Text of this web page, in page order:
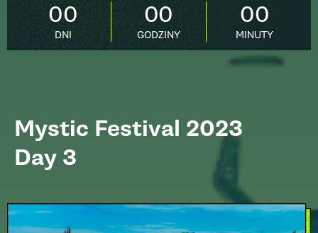
Mystic Festival 2023
Day 3
00
DNI
00
GODZINY
00
MINUTY